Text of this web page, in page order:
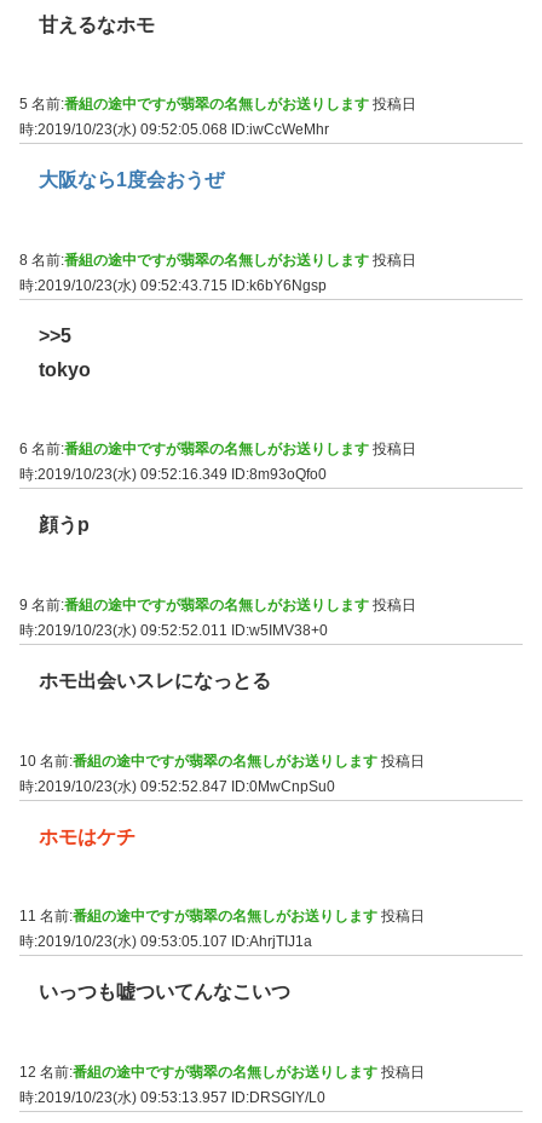
甘えるなホモ
5 名前:番組の途中ですが翡翠の名無しがお送りします 投稿日
時:2019/10/23(水) 09:52:05.068 ID:iwCcWeMhr
大阪なら1度会おうぜ
8 名前:番組の途中ですが翡翠の名無しがお送りします 投稿日
時:2019/10/23(水) 09:52:43.715 ID:k6bY6Ngsp
>>5
tokyo
6 名前:番組の途中ですが翡翠の名無しがお送りします 投稿日
時:2019/10/23(水) 09:52:16.349
ID:8m93oQfo0
顔うp
9 名前:番組の途中ですが翡翠の名無しがお送りします 投稿日
時:2019/10/23(水) 09:52:52.011
ID:w5IMV38+0
ホモ出会いスレになっとる
10 名前:番組の途中ですが翡翠の名無しがお送りします 投稿日
時:2019/10/23(水) 09:52:52.847 ID:0MwCnpSu0
ホモはケチ
11 名前:番組の途中ですが翡翠の名無しがお送りします 投稿日
時:2019/10/23(水) 09:53:05.107
ID:AhrjTIJ1a
いっつも嘘ついてんなこいつ
12 名前:番組の途中ですが翡翠の名無しがお送りします 投稿日
時:2019/10/23(水) 09:53:13.957 ID:DRSGIY/L0